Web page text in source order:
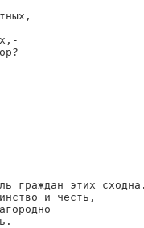
граждан этих
и честь,